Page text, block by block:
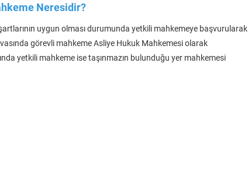
Neresidir?
uygun olması durumunda yetkili mahkemeye başvurularak
görevli mahkeme Asliye Hukuk Mahkemesi olarak
yetkili mahkeme ise taşınmazın bulunduğu yer mahkemesi